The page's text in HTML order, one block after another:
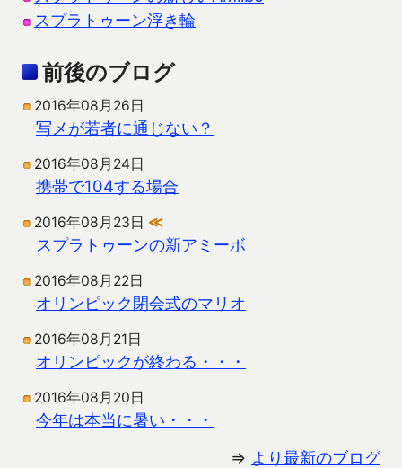
スプラトゥーン浮き輪
前後のブログ
2016年08月26日
写メが若者に通じない？
2016年08月24日
携帯で104する場合
2016年08月23日 ≪
スプラトゥーンの新アミーボ
2016年08月22日
オリンピック閉会式のマリオ
2016年08月21日
オリンピックが終わる・・・
2016年08月20日
今年は本当に暑い・・・
⇒ より最新のブログ